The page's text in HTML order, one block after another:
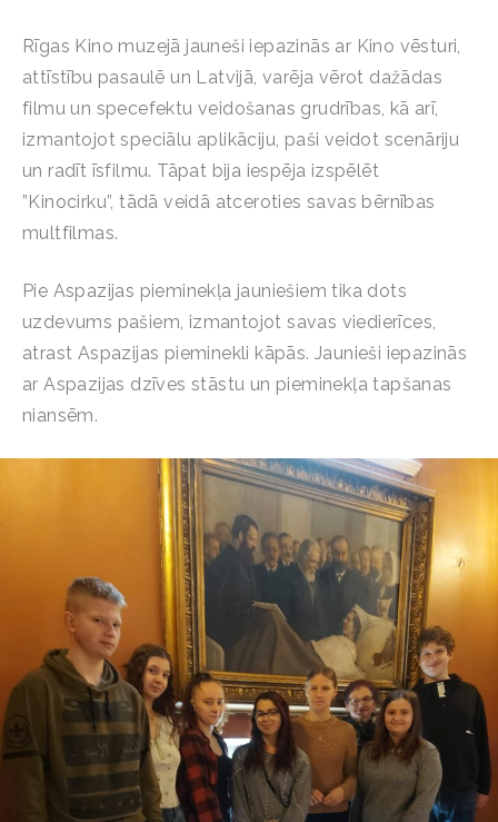
Rīgas Kino muzejā jauneši iepazinās ar Kino vēsturi,
attīstību pasaulē un Latvijā, varēja vērot dažādas
filmu un specefektu veidošanas grudrības, kā arī,
izmantojot speciālu aplikāciju, paši veidot scenāriju
un radīt īsfilmu. Tāpat bija iespēja izspēlēt
”Kinocirku”, tādā veidā atceroties savas bērnības
multfilmas.
Pie Aspazijas pieminekļa jauniešiem tika dots
uzdevums pašiem, izmantojot savas viedierīces,
atrast Aspazijas pieminekli kāpās. Jaunieši iepazinās
ar Aspazijas dzīves stāstu un pieminekļa tapšanas
niansēm.